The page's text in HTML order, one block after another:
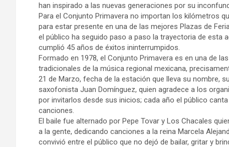
han inspirado a las nuevas generaciones por su
Para el Conjunto Primavera no importan los kilómetros
para estar presente en una de las mejores Plazas de
el público ha seguido paso a paso la trayectoria de esta
cumplió 45 años de éxitos ininterrumpidos.
Formado en 1978, el Conjunto Primavera es en una de
tradicionales de la música regional mexicana,
21 de Marzo, fecha de la estación que lleva su nombre,
saxofonista Juan Domínguez, quien agradece a los
por invitarlos desde sus inicios; cada año el público
canciones.
El baile fue alternado por Pepe Tovar y Los Chacales
a la gente, dedicando canciones a la reina Marcela
convivió entre el público que no dejó de bailar, gritar y